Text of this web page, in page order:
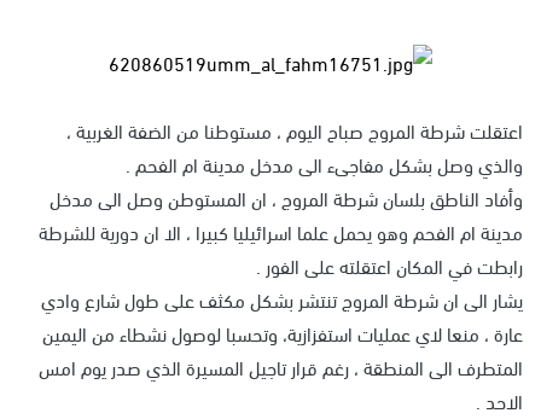
اعتقلت شرطة المروج صباح اليوم ، مستوطنا من الضفة الغربية ،
والذي وصل بشكل مفاجىء الى مدخل مدينة ام الفحم .
وأفاد الناطق بلسان شرطة المروج ، ان المستوطن وصل الى مدخل
مدينة ام الفحم وهو يحمل علما اسرائيليا كبيرا ، الا ان دورية للشرطة
رابطت في المكان اعتقلته على الفور .
يشار الى ان شرطة المروج تنتشر بشكل مكثف على طول شارع وادي
عارة ، منعا لاي عمليات استفزازية، وتحسبا لوصول نشطاء من اليمين
المتطرف الى المنطقة ، رغم قرار تاجيل المسيرة الذي صدر يوم امس
الاحد .